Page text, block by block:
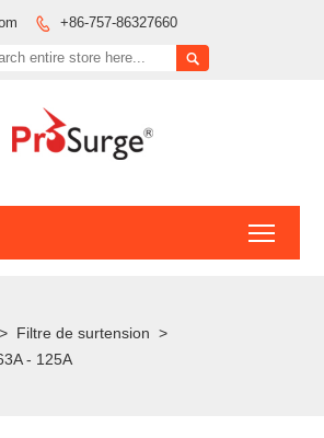
 +86-757-86327660

> Filtre de surtension >
- 125A